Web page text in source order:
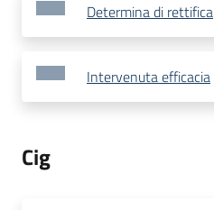
Determina di rettifica
Intervenuta efficacia
Cig